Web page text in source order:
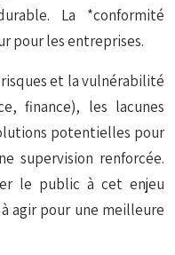
La *conformité
pour les entreprises.
et la vulnérabilité
finance), les lacunes
potentielles pour
supervision renforcée.
le public à cet enjeu
agir pour une meilleure